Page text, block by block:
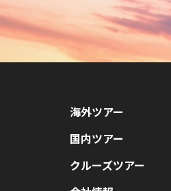
海外ツアー
国内ツアー
クルーズツアー